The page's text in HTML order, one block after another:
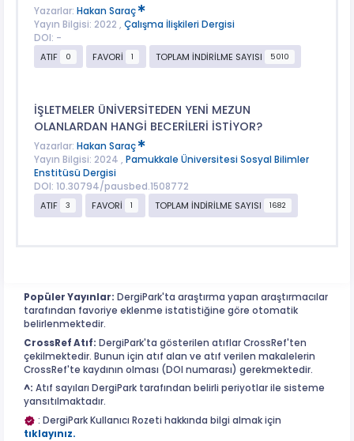
Yazarlar: Hakan Saraç
Yayın Bilgisi: 2022 , Çalışma İlişkileri Dergisi
DOI: -
ATIF
0 FAVORİ 1 TOPLAM İNDİRİLME SAYISI 5010
İŞLETMELER ÜNİVERSİTEDEN YENİ MEZUN
OLANLARDAN HANGİ BECERİLERİ İSTİYOR?
Yazarlar: Hakan Saraç
Yayın Bilgisi: 2024 , Pamukkale Üniversitesi Sosyal Bilimler
Enstitüsü Dergisi
DOI: 10.30794/pausbed.1508772
ATIF
3 FAVORİ 1 TOPLAM İNDİRİLME SAYISI 1682
Popüler Yayınlar: DergiPark'ta araştırma yapan araştırmacılar
tarafından favoriye eklenme istatistiğine göre otomatik
belirlenmektedir.
CrossRef Atıf: DergiPark'ta gösterilen atıflar CrossRef'ten
çekilmektedir. Bunun için atıf alan ve atıf verilen makalelerin
CrossRef'te kaydının olması (DOI numarası) gerekmektedir.
^: Atıf sayıları DergiPark tarafından belirli periyotlar ile sisteme
yansıtılmaktadır.
: DergiPark Kullanıcı Rozeti hakkında bilgi almak için
tıklayınız.